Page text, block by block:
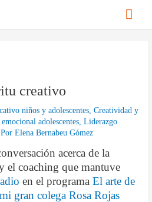
creativo
niños y adolescentes,Creatividad y
adolescentes,Liderazgo
Elena Bernabeu Gómez
acerca de la
el coaching que mantuve
en el programaEl arte de
gran colega Rosa Rojas